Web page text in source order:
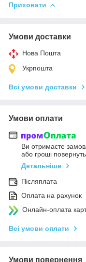
Приховати
Умови доставки
Нова Пошта
Укрпошта
Всі умови доставки
Умови оплати
Ви отримаєте
або гроші
Детальніше
Післяплата
Оплата на рахунок
Онлайн-оплата
Всі умови оплати
Умови повернення